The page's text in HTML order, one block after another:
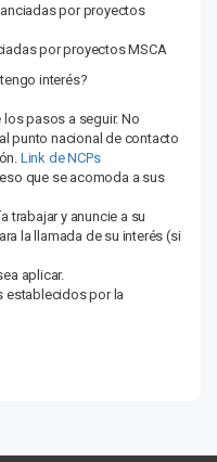
por proyectos
por proyectos MSCA
interés?
pasos a seguir. No
punto nacional de contacto
Link de NCPs
que se acomoda a sus
trabajar y anuncie a su
la llamada de su interés (si
aplicar.
establecidos por la